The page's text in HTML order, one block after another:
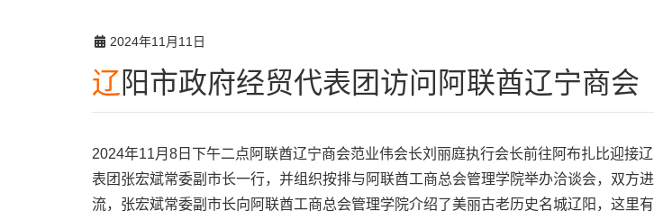
2024年11月11日
辽阳市政府经贸代表团访问阿联酋辽宁商会
2024年11月8日下午二点阿联酋辽宁商会范业伟会长刘丽庭执行会长前往阿布扎比迎接
表团张宏斌常委副市长一行，并组织按排与阿联酋工商总会管理学院举办洽谈会，双方
流，张宏斌常委副市长向阿联酋工商总会管理学院介绍了美丽古老历史名城辽阳，这里